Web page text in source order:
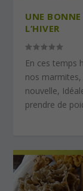
UNE BONNE
L’HIVER
En ces temps
nos
nouvelle,
prendre de